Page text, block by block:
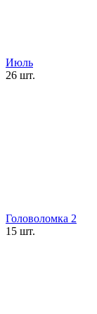
Июль
26 шт.
Головоломка 2
15 шт.